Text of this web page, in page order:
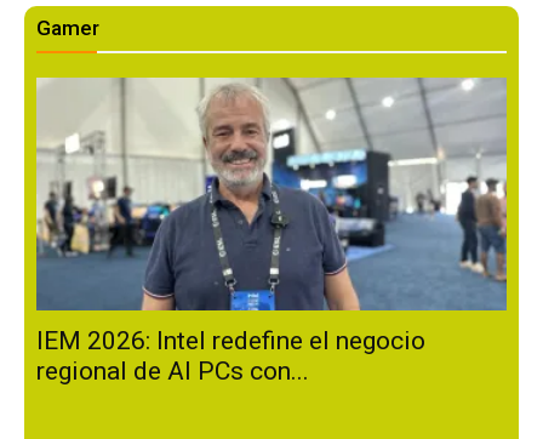
Gamer
IEM 2026: Intel redefine el negocio
regional de AI PCs con...